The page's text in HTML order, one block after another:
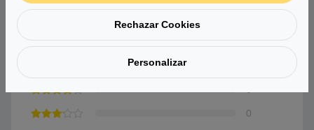
0
0
Rechazar Cookies
Personalizar